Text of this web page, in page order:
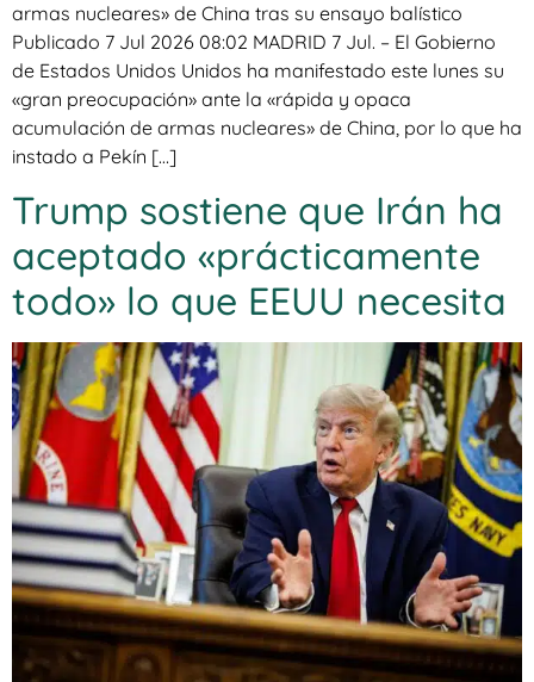
armas nucleares» de China tras su ensayo balístico
Publicado 7 Jul 2026 08:02 MADRID 7 Jul. – El Gobierno
de Estados Unidos Unidos ha manifestado este lunes su
«gran preocupación» ante la «rápida y opaca
acumulación de armas nucleares» de China, por lo que ha
instado a Pekín […]
Trump sostiene que Irán ha
aceptado «prácticamente
todo» lo que EEUU necesita